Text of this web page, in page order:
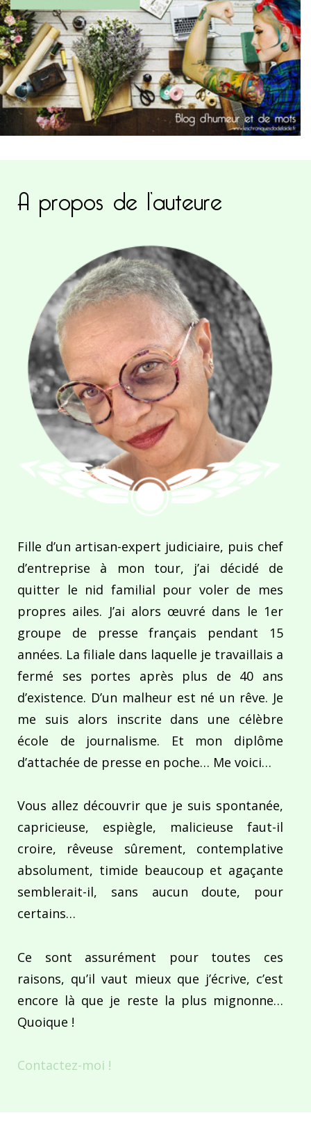
A propos de l’auteure
Fille d’un artisan-expert judiciaire, puis chef
d’entreprise à mon tour, j’ai décidé de
quitter le nid familial pour voler de mes
propres ailes. J’ai alors œuvré dans le 1er
groupe de presse français pendant 15
années. La filiale dans laquelle je travaillais a
fermé ses portes après plus de 40 ans
d’existence. D’un malheur est né un rêve. Je
me suis alors inscrite dans une célèbre
école de journalisme. Et mon diplôme
d’attachée de presse en poche… Me voici…
Vous allez découvrir que je suis spontanée,
capricieuse, espiègle, malicieuse faut-il
croire, rêveuse sûrement, contemplative
absolument, timide beaucoup et agaçante
semblerait-il, sans aucun doute, pour
certains…
Ce sont assurément pour toutes ces
raisons, qu’il vaut mieux que j’écrive, c’est
encore là que je reste la plus mignonne…
Quoique !
Contactez-moi !